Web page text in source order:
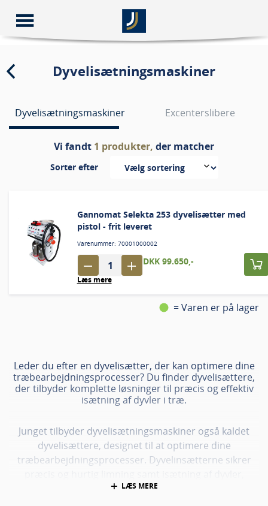
Dyvelisætningsmaskiner
Dyvelisætningsmaskiner Excenterslibere
Vi fandt 1 produkter, der matcher
Sorter efter
Gannomat Selekta 253 dyvelisætter med
pistol - frit leveret
Varenummer: 70001000002
DKK 99.650,-
Læs mere
= Varen er på lager
Leder du efter en dyvelisætter, der kan optimere dine
træbearbejdningsprocesser? Du finder dyvelisættere,
der tilbyder komplette løsninger til præcis og effektiv
isætning af dyvler i træ.
Junget tilbyder dyvelisætningsmaskiner også kaldet
dyvelisættere, designet til at optimere dine
træbearbejdningsprocesser. Dyvelinsætterne sikrer
hvilket øger effektiviteten og kvaliteten af dine
LÆS MERE